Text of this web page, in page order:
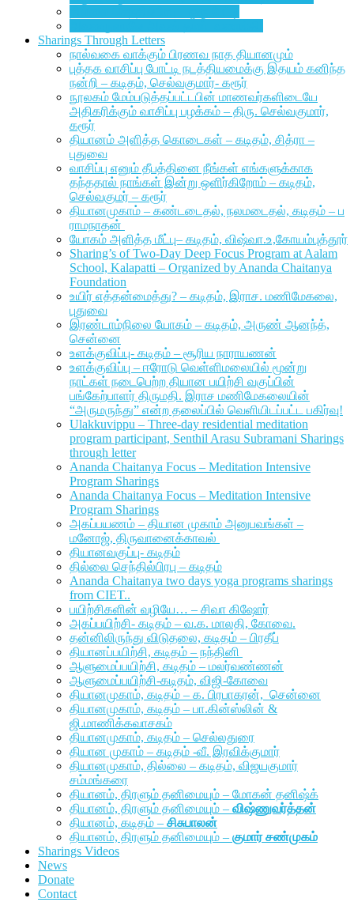
Sharings Through Letters
நால்வகை வாக்கும் பிரணவ நாத தியானமும்
புத்தக வாசிப்பு போட்டி நடத்தியமைக்கு இதயம் கனிந்த
நன்றி – கடிதம், செல்வகுமார்- கரூர்
நூலகம் மேம்படுத்தப்பட்டபின் மாணவர்களிடையே
அதிகரிக்கும் வாசிப்பு பழக்கம் – திரு. செல்வகுமார்,
கரூர்
தியானம் அளித்த கொடைகள் – கடிதம், சித்ரா –
புதுவை
வாசிப்பு எனும் தீபத்தினை நீங்கள் எங்களுக்காக
தந்ததால் நாங்கள் இன்று ஒளிர்கிறோம் – கடிதம்,
செல்வகுமர் – கரூர்
தியானமுகாம் – கண்டடைதல், நலமடைதல், கடிதம் – ப
ராமநாதன்
யோகம் அளித்த மீட்பு– கடிதம், விஷ்வா.உ,கோயம்புத்தூர்
Sharing’s of Two-Day Deep Focus Program at Aalam
School, Kalapatti – Organized by Ananda Chaitanya
Foundation
உயிர் எத்தன்மைத்து? – கடிதம், இராச. மணிமேகலை,
புதுவை
இரண்டாம்நிலை யோகம் – கடிதம், அருண் ஆனந்த்,
சென்னை
உளக்குவிப்பு- கடிதம் – சூரிய நாராயணன்
உளக்குவிப்பு – ஈரோடு வெள்ளிமலையில் மூன்று
நாட்கள் நடைபெற்ற தியான பயிற்சி வகுப்பின்
பங்கேற்பாளர் திருமதி. இராச மணிமேகலையின்
“அருமருந்து” என்ற தலைப்பில் வெளியிடப்பட்ட பகிர்வு!
Ulakkuvippu – Three-day residential meditation
program participant, Senthil Arasu Subramani Sharings
through letter
Ananda Chaitanya Focus – Meditation Intensive
Program Sharings
Ananda Chaitanya Focus – Meditation Intensive
Program Sharings
அகப்பயணம் – தியான முகாம் அனுபவங்கள் –
மனோஜ், திருவானைக்காவல்
தியானவகுப்பு- கடிதம்
தில்லை செந்தில்பிரபு – கடிதம்
Ananda Chaitanya two days yoga programs sharings
from CIET..
பயிற்சிகளின் வழியே… – சிவா கிஷோர்
அகப்பயிற்சி- கடிதம் – வ.க. மாலதி, கோவை.
தன்னிலிருந்து விடுதலை, கடிதம் – பிரதீப்
தியானப்பயிற்சி, கடிதம் – நந்தினி
ஆளுமைப்பயிற்சி, கடிதம் – மலர்வண்ணன்
ஆளுமைப்பயிற்சி-கடிதம், விஜி-கோவை
தியானமுகாம், கடிதம் – க. பிரபாகரன், சென்னை
தியானமுகாம், கடிதம் – பா.கின்ஸ்லின் &
ஜி.மாணிக்கவாசகம்
தியானமுகாம், கடிதம் – செல்லதுரை
தியான முகாம் – கடிதம் -வீ. இரவிக்குமார்
தியானமுகாம், தில்லை – கடிதம், விஜயகுமார்
சம்மங்கரை
தியானம், திரளும் தனிமையும் – மோகன் தனிஷ்க்
தியானம், திரளும் தனிமையும் – விஷ்ணுவர்த்தன்
தியானம், கடிதம் – சிசுபாலன்
தியானம், திரளும் தனிமையும் – குமார் சண்முகம்
Sharings Videos
News
Donate
Contact